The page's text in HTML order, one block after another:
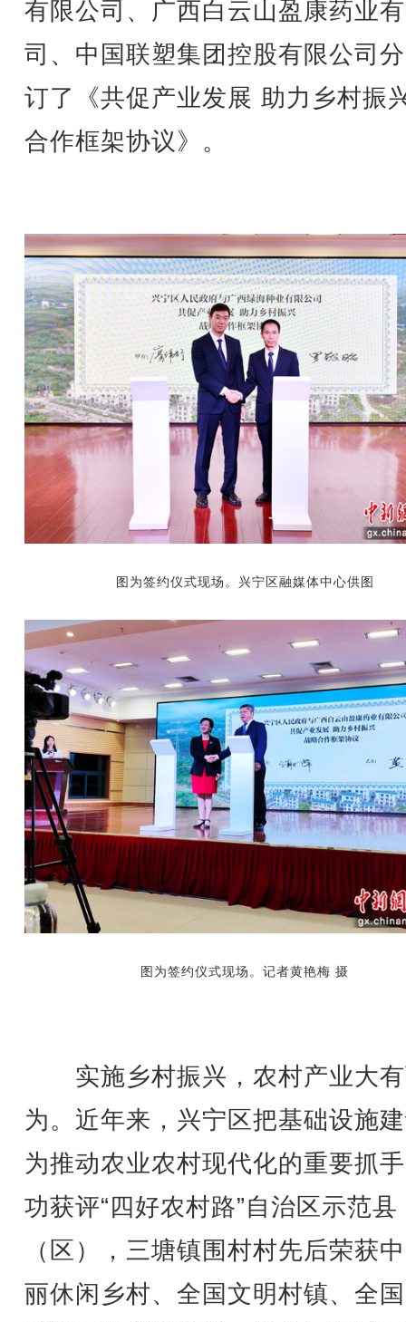
有限公司、广西白云山盈康药业
司、中国联塑集团控股有限公司
订了《共促产业发展 助力乡村振
合作框架协议》。
图为签约仪式现场。 兴宁区融媒体中心供图
图为签约仪式现场。记者黄艳梅 摄
实施乡村振兴，农村产业大
为。近年来，兴宁区把基础设施
为推动农业农村现代化的重要抓
功获评“四好农村路”自治区示范县
（区），三塘镇围村村先后荣获
丽休闲乡村、全国文明村镇、全